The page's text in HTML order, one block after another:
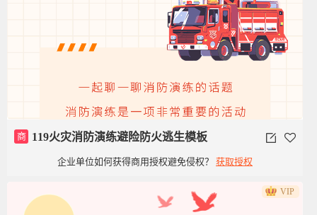
商 119火灾消防演练避险防火逃生模板
企业单位如何获得商用授权避免侵权？ 获取授权
VIP